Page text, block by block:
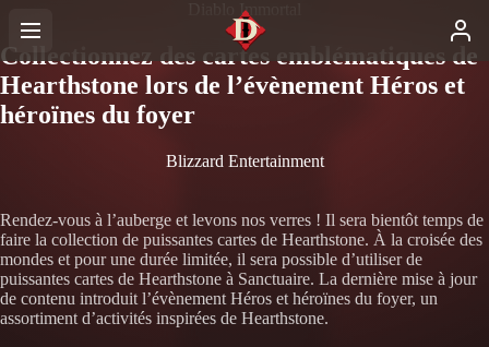
Diablo Immortal
Collectionnez des cartes emblématiques de
Hearthstone lors de l’évènement Héros et
héroïnes du foyer
Blizzard Entertainment
Rendez-vous à l’auberge et levons nos verres ! Il sera bientôt temps de
faire la collection de puissantes cartes de Hearthstone. À la croisée des
mondes et pour une durée limitée, il sera possible d’utiliser de
puissantes cartes de Hearthstone à Sanctuaire. La dernière mise à jour
de contenu introduit l’évènement Héros et héroïnes du foyer, un
assortiment d’activités inspirées de Hearthstone.